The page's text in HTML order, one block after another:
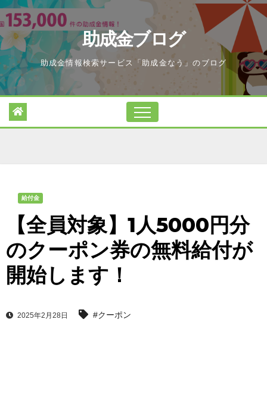
Skip
to
content
助成金ブログ
助成金情報検索サービス「助成金なう」のブログ
給付金
【全員対象】1人5000円分
のクーポン券の無料給付が
開始します！
2025年2月28日 #クーポン